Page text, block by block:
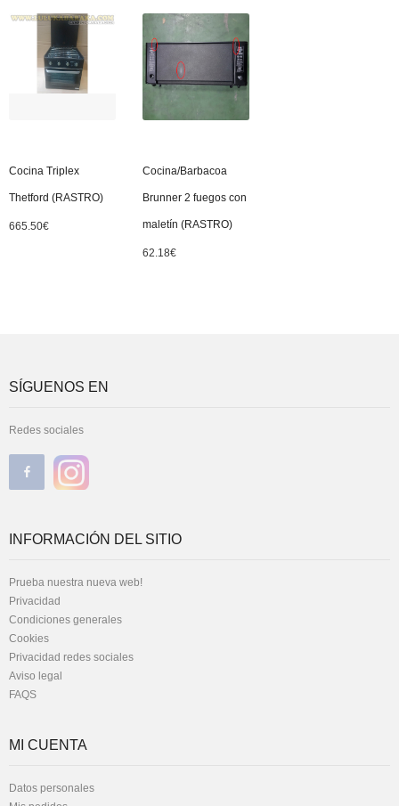
Cocina Triplex
Thetford (RASTRO)
665.50€
Cocina/Barbacoa
Brunner 2 fuegos con
maletín (RASTRO)
62.18€
SÍGUENOS EN
Redes sociales
INFORMACIÓN DEL SITIO
Prueba nuestra nueva web!
Privacidad
Condiciones generales
Cookies
Privacidad redes sociales
Aviso legal
FAQS
MI CUENTA
Datos personales